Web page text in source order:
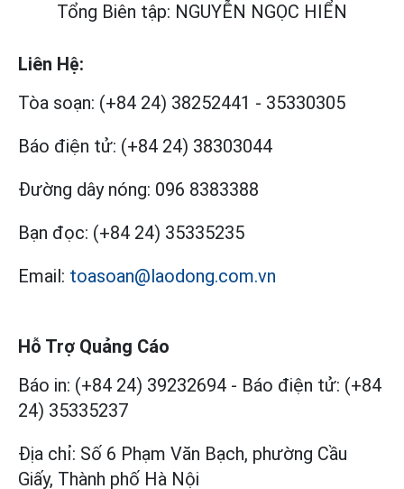
Tổng Biên tập: NGUYỄN NGỌC HIỂN
Liên Hệ:
Tòa soạn: (+84 24) 38252441 - 35330305
Báo điện tử: (+84 24) 38303044
Đường dây nóng: 096 8383388
Bạn đọc: (+84 24) 35335235
Email: toasoan@laodong.com.vn
Hỗ Trợ Quảng Cáo
Báo in: (+84 24) 39232694 - Báo điện tử: (+84
24) 35335237
Địa chỉ: Số 6 Phạm Văn Bạch, phường Cầu
Giấy, Thành phố Hà Nội